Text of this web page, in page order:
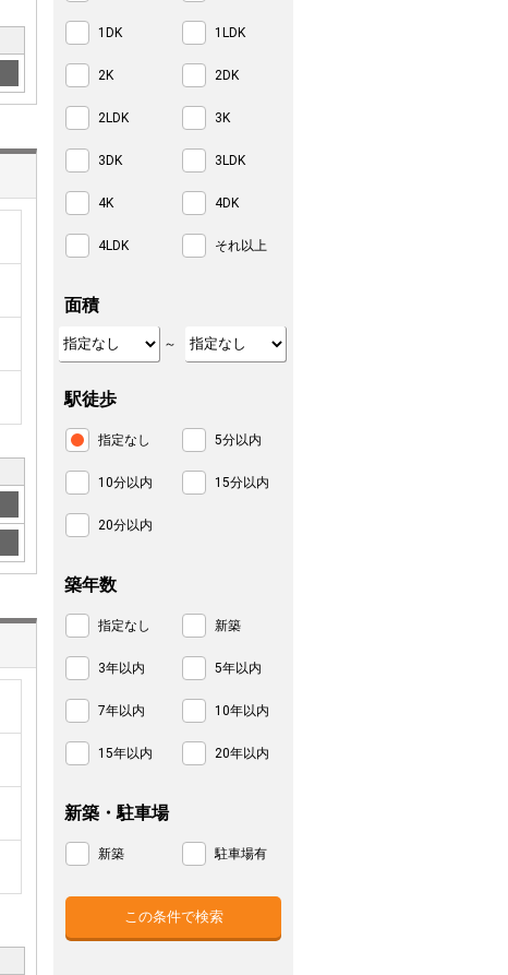
1DK 1LDK
2K 2DK
2LDK 3K
3DK 3LDK
4K 4DK
4LDK それ以上
面積
～
駅徒歩
指定なし 5分以内
10分以内 15分以内
20分以内
築年数
指定なし 新築
3年以内 5年以内
7年以内 10年以内
15年以内 20年以内
新築・駐車場
新築 駐車場有